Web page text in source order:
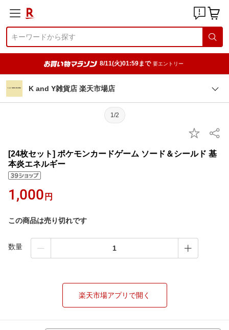
8/11(火)01:59まで 要エントリー
K and Y雑貨店 楽天市場店
1/2
[24枚セット] ポケモンカードゲーム ソード＆シールド 基
本炎エネルギー
1,000 円
この商品は売り切れです
数量
楽天市場アプリで開く